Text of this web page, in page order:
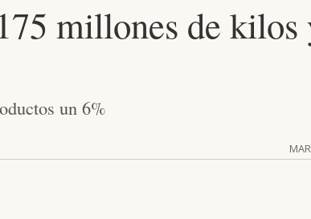
millones de kilos
un 6%